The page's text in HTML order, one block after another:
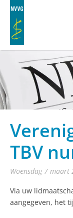
TBV
woensdag 7 maart
Via uw
aangegeven, het